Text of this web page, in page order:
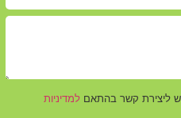
ליצירת קשר בהתאם למדיניות